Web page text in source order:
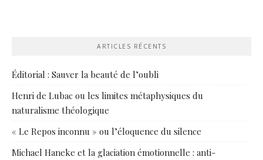
ARTICLES RÉCENTS
Éditorial : Sauver la beauté de l’oubli
Henri de Lubac ou les limites métaphysiques du
naturalisme théologique
« Le Repos inconnu » ou l’éloquence du silence
Michael Haneke et la glaciation émotionnelle : anti-